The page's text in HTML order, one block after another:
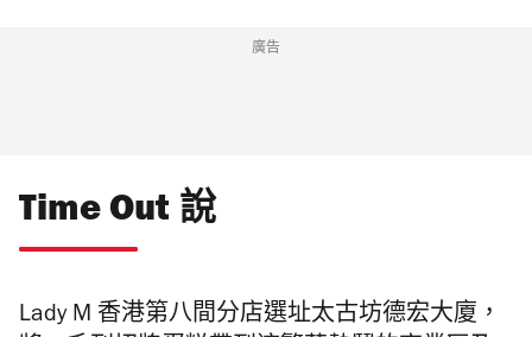
廣告
Time Out 說
Lady M 香港第八間分店選址太古坊德宏大廈，